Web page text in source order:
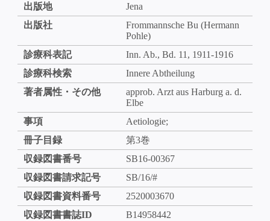
出版地
Jena
出版社
Frommannsche Bu (Hermann
Pohle)
診療科表記
Inn. Ab., Bd. 11, 1911-1916
診療科検索
Innere Abtheilung
著者属性・その他
approb. Arzt aus Harburg a. d.
Elbe
事項
Aetiologie;
冊子目録
第3巻
収録図書番号
SB16-00367
収録図書請求記号
SB/16/#
収録図書資料番号
2520003670
収録図書書誌ID
B14958442